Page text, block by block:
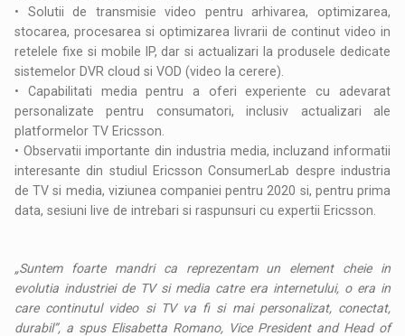
• Solutii de transmisie video pentru arhivarea, optimizarea,
stocarea, procesarea si optimizarea livrarii de continut video in
retelele fixe si mobile IP, dar si actualizari la produsele dedicate
sistemelor DVR cloud si VOD (video la cerere).
• Capabilitati media pentru a oferi experiente cu adevarat
personalizate pentru consumatori, inclusiv actualizari ale
platformelor TV Ericsson.
• Observatii importante din industria media, incluzand informatii
interesante din studiul Ericsson ConsumerLab despre industria
de TV si media, viziunea companiei pentru 2020 si, pentru prima
data, sesiuni live de intrebari si raspunsuri cu expertii Ericsson.
„Suntem foarte mandri ca reprezentam un element cheie in
evolutia industriei de TV si media catre era internetului, o era in
care continutul video si TV va fi si mai personalizat, conectat,
durabil”, a spus Elisabetta Romano, Vice President and Head of